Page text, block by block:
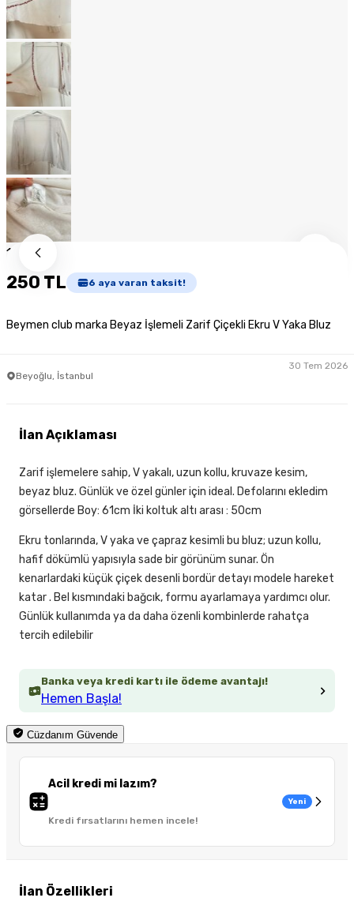
1
250 TL 6 aya varan taksit!
Beymen club marka Beyaz İşlemeli Zarif Çiçekli Ekru V Yaka Bluz
Beyoğlu, İstanbul
30 Tem 2026
Banka veya kredi kartı ile ödeme avantajı!
Hemen Başla!
Cüzdanım Güvende
Acil kredi mi lazım?
Kredi fırsatlarını hemen incele!
Yeni
İlan Özellikleri
İlan Açıklaması
Zarif işlemelere sahip, V yakalı, uzun kollu, kruvaze kesim,
beyaz bluz. Günlük ve özel günler için ideal. Defolarını ekledim
görsellerde Boy: 61cm İki koltuk altı arası : 50cm
Ekru tonlarında, V yaka ve çapraz kesimli bu bluz; uzun kollu,
hafif dökümlü yapısıyla sade bir görünüm sunar. Ön
kenarlardaki küçük çiçek desenli bordür detayı modele hareket
katar . Bel kısmındaki bağcık, formu ayarlamaya yardımcı olur.
Günlük kullanımda ya da daha özenli kombinlerde rahatça
tercih edilebilir